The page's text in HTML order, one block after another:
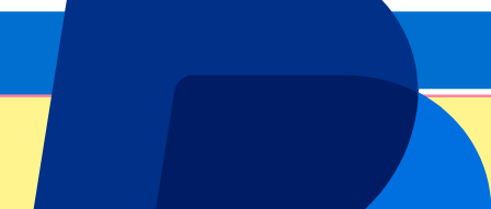
Populaire events
GP Spanje
Alle sporten